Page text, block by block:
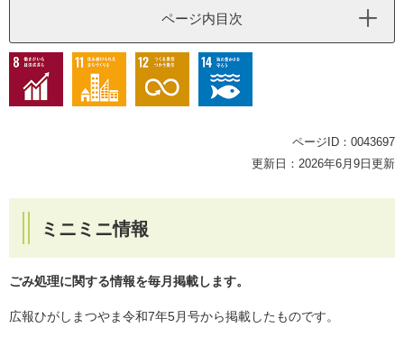
ページ内目次
ページID：0043697
更新日：2026年6月9日更新
ミニミニ情報
ごみ処理に関する情報を毎月掲載します。
広報ひがしまつやま令和7年5月号から掲載したものです。